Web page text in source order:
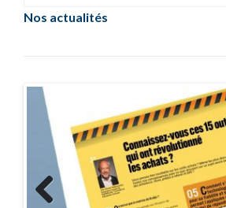
Nos actualités